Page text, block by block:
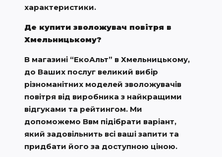
характеристики.
Де купити зволожувач повітря в
Хмельницькому?
В магазині “ЕкоАльт” в Хмельницькому,
до Ваших послуг великий вибір
різноманітних моделей зволожувачів
повітря від виробника з найкращими
відгуками та рейтингом. Ми
допоможемо Ввм підібрати варіант,
який задовільнить всі ваші запити та
придбати його за доступною ціною.